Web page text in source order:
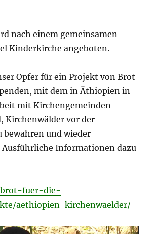
nach einem gemeinsamen
Kinderkirche angeboten.
Opfer für ein Projekt von Brot
mit dem in Äthiopien in
mit Kirchengemeinden
Kirchenwälder vor der
bewahren und wieder
Informationen dazu
fuer-die-
aethiopien-kirchenwaelder/